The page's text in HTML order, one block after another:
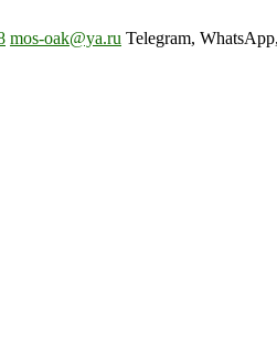
mos-oak@ya.ru Telegram,